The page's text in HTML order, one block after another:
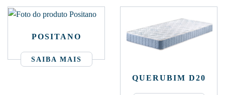
POSITANO
SAIBA MAIS
QUERUBIM D20